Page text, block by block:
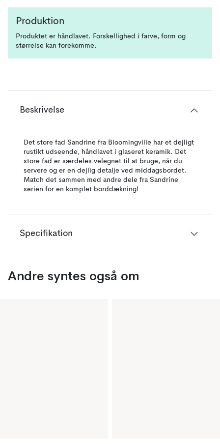
Produktion
Produktet er håndlavet. Forskellighed i farve, form og
størrelse kan forekomme.
Beskrivelse
Det store fad Sandrine fra Bloomingville har et dejligt
rustikt udseende, håndlavet i glaseret keramik. Det
store fad er særdeles velegnet til at bruge, når du
servere og er en dejlig detalje ved middagsbordet.
Match det sammen med andre dele fra Sandrine
serien for en komplet borddækning!
Specifikation
Andre syntes også om